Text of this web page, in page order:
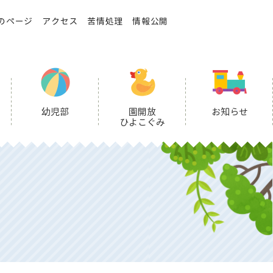
ページ アクセス 苦情処理 情報公開
幼児部
園開放
ひよこぐみ
お知らせ